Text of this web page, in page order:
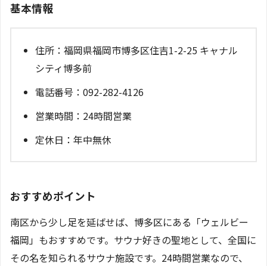
基本情報
住所：福岡県福岡市博多区住吉1-2-25 キャナル
シティ博多前
電話番号：092-282-4126
営業時間：24時間営業
定休日：年中無休
おすすめポイント
南区から少し足を延ばせば、博多区にある「ウェルビー
福岡」もおすすめです。サウナ好きの聖地として、全国に
その名を知られるサウナ施設です。24時間営業なので、